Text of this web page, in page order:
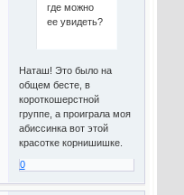
где можно
ее увидеть?
Наташ! Это было на
общем бесте, в
короткошерстной
группе, а проиграла моя
абиссинка вот этой
красотке корнишишке.
0